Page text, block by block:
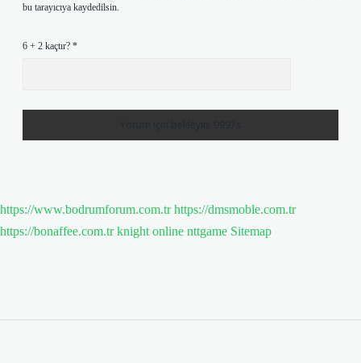
bu tarayıcıya kaydedilsin.
6 + 2 kaçtır? *
https://www.bodrumforum.com.tr https://dmsmoble.com.tr
https://bonaffee.com.tr knight online nttgame Sitemap